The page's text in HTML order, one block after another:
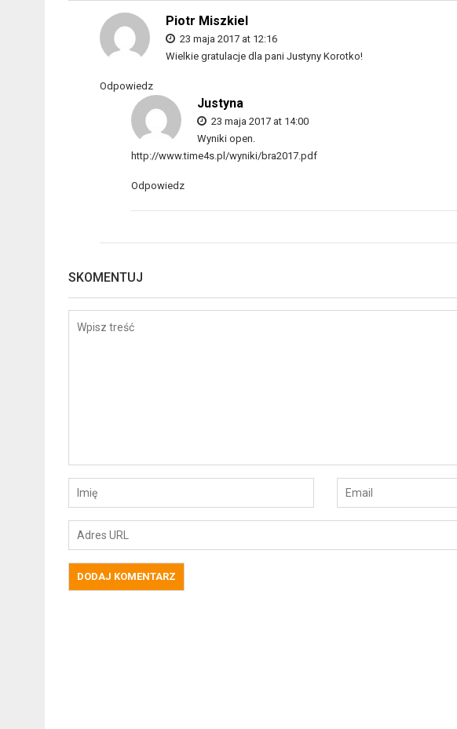
Piotr Miszkiel
23 maja 2017 at 12:16
Wielkie gratulacje dla pani Justyny Korotko!
Odpowiedz
Justyna
23 maja 2017 at 14:00
Wyniki open.
http://www.time4s.pl/wyniki/bra2017.pdf
Odpowiedz
SKOMENTUJ